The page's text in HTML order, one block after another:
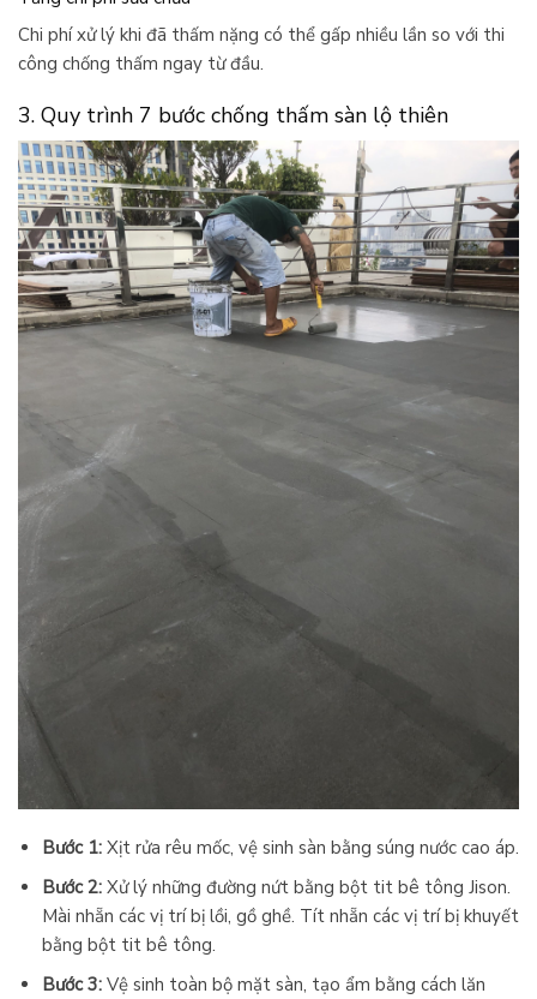
Chi phí xử lý khi đã thấm nặng có thể gấp nhiều lần so với thi
công chống thấm ngay từ đầu.
3. Quy trình 7 bước chống thấm sàn lộ thiên
Bước 1:Xịt rửa rêu mốc, vệ sinh sàn bằng súng nước cao áp.
Bước 2:Xử lý những đường nứt bằng bột tit bê tông Jison.
Mài nhẵn các vị trí bị lồi, gồ ghề. Tít nhẵn các vị trí bị khuyết
bằng bột tit bê tông.
Bước 3:Vệ sinh toàn bộ mặt sàn, tạo ẩm bằng cách lăn